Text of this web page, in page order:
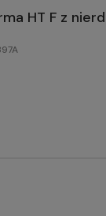
HT F z